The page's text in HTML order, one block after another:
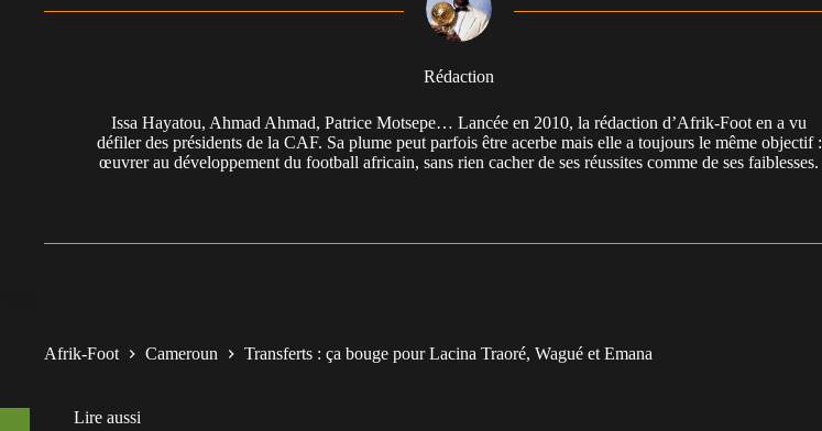
Rédaction
Issa Hayatou, Ahmad Ahmad, Patrice Motsepe… Lancée en 2010, la rédaction d’Afrik-Foot en a vu
défiler des présidents de la CAF. Sa plume peut parfois être acerbe mais elle a toujours le même objectif :
œuvrer au développement du football africain, sans rien cacher de ses réussites comme de ses faiblesses.
Afrik-Foot Cameroun Transferts : ça bouge pour Lacina Traoré, Wagué et Emana
Lire aussi